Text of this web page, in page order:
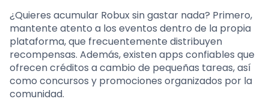
¿Quieres acumular Robux sin gastar nada? Primero,
mantente atento a los eventos dentro de la propia
plataforma, que frecuentemente distribuyen
recompensas. Además, existen apps confiables que
ofrecen créditos a cambio de pequeñas tareas, así
como concursos y promociones organizados por la
comunidad.